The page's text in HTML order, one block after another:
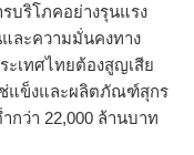
บริโภคอย่างรุนแรง
ละความมั่นคงทาง
ะเทศไทยต้องสูญเสีย
ช่แข็งและผลิตภัณฑ์สุกร
กว่า 22,000 ล้านบาท